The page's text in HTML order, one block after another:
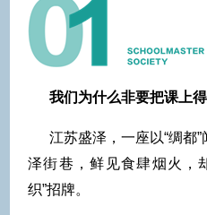
我们为什么非要把课上
江苏盛泽，一座以“绸都
泽街巷，鲜见食肆烟火，
织”招牌。